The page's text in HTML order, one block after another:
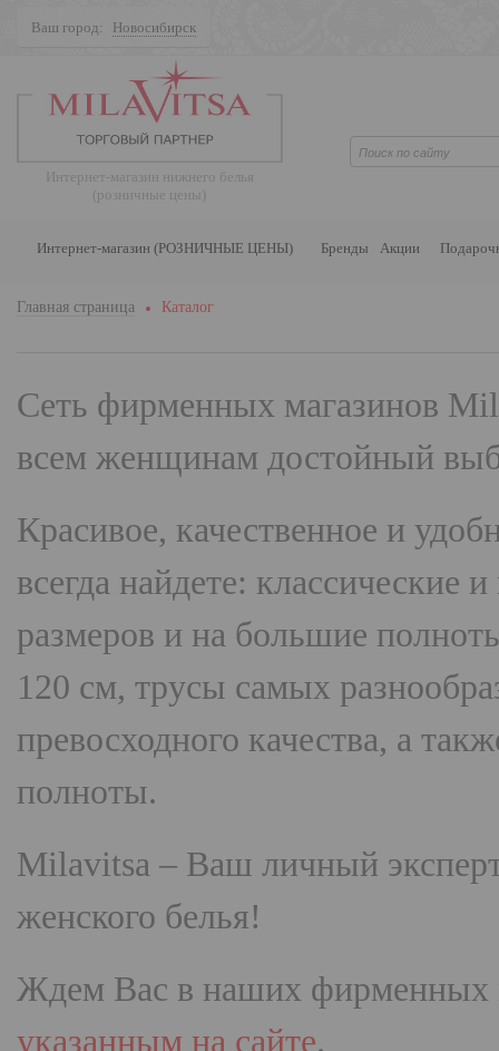
Ваш город: Новосибирск
Интернет-магазин нижнего белья
(розничные цены)
Интернет-магазин (РОЗНИЧНЫЕ ЦЕНЫ) Бренды Акции
Главная страница Каталог
Сеть фирменных магазинов
всем женщинам достойный
Красивое, качественное и
всегда найдете:
размеров и на большие
120 см, трусы самых
превосходного качества, а
полноты.
Milavitsa – Ваш личный
женского белья!
Ждем Вас в наших фирменных
указанным на сайте.